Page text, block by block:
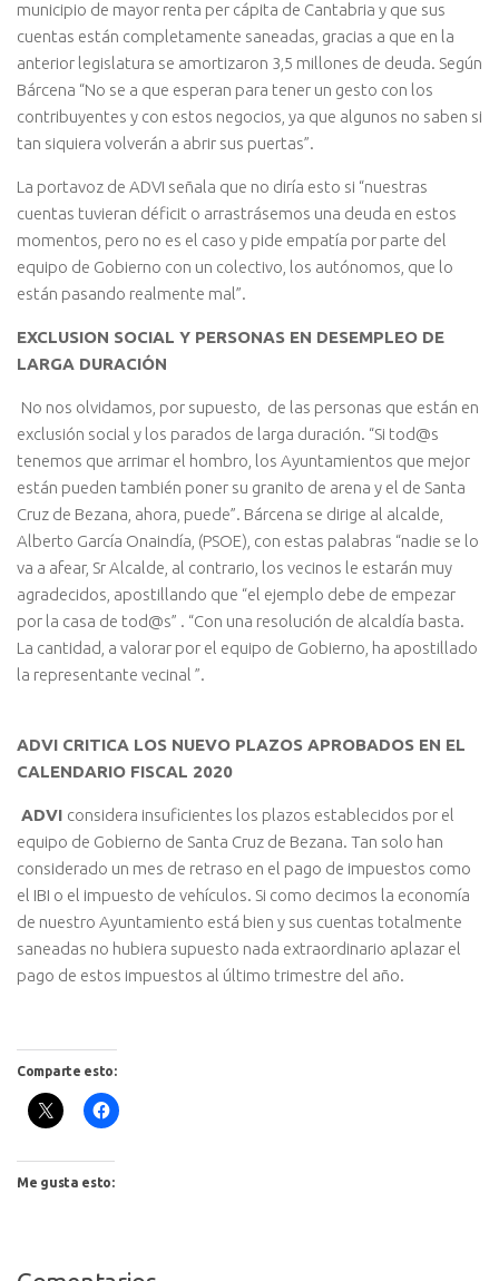
municipio de mayor renta per cápita de Cantabria y que sus
cuentas están completamente saneadas, gracias a que en la
anterior legislatura se amortizaron 3,5 millones de deuda. Según
Bárcena “No se a que esperan para tener un gesto con los
contribuyentes y con estos negocios, ya que algunos no saben si
tan siquiera volverán a abrir sus puertas”.
La portavoz de ADVI señala que no diría esto si “nuestras
cuentas tuvieran déficit o arrastrásemos una deuda en estos
momentos, pero no es el caso y pide empatía por parte del
equipo de Gobierno con un colectivo, los autónomos, que lo
están pasando realmente mal”.
EXCLUSION SOCIAL Y PERSONAS EN DESEMPLEO DE
LARGA DURACIÓN
No nos olvidamos, por supuesto, de las personas que están en
exclusión social y los parados de larga duración. “Si tod@s
tenemos que arrimar el hombro, los Ayuntamientos que mejor
están pueden también poner su granito de arena y el de Santa
Cruz de Bezana, ahora, puede”. Bárcena se dirige al alcalde,
Alberto García Onaindía, (PSOE), con estas palabras “nadie se lo
va a afear, Sr Alcalde, al contrario, los vecinos le estarán muy
agradecidos, apostillando que “el ejemplo debe de empezar
por la casa de tod@s” . “Con una resolución de alcaldía basta.
La cantidad, a valorar por el equipo de Gobierno, ha apostillado
la representante vecinal ”.
ADVI CRITICA LOS NUEVO PLAZOS APROBADOS EN EL
CALENDARIO FISCAL 2020
ADVI considera insuficientes los plazos establecidos por el
equipo de Gobierno de Santa Cruz de Bezana. Tan solo han
considerado un mes de retraso en el pago de impuestos como
el IBI o el impuesto de vehículos. Si como decimos la economía
de nuestro Ayuntamiento está bien y sus cuentas totalmente
saneadas no hubiera supuesto nada extraordinario aplazar el
pago de estos impuestos al último trimestre del año.
Comparte esto:
Me gusta esto: